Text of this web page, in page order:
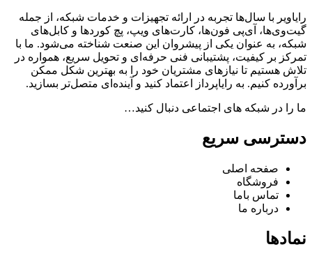
رایاویر با سال‌ها تجربه در ارائه تجهیزات و خدمات شبکه، از جمله
گیت‌وی‌ها، آی‌پی فون‌ها، کارت‌های ویپ، پچ کوردها و کابل‌های
شبکه، به عنوان یکی از پیشروان این صنعت شناخته می‌شود. ما با
تمرکز بر کیفیت، پشتیبانی فنی حرفه‌ای و تحویل سریع، همواره در
تلاش هستیم تا نیازهای مشتریان خود را به بهترین شکل ممکن
برآورده کنیم. به رایاپرداز اعتماد کنید و آینده‌ای متصل‌تر بسازید.
ما را در شبکه های اجتماعی دنبال کنید…
دسترسی سریع
صفحه اصلی
فروشگاه
تماس باما
درباره ما
نمادها